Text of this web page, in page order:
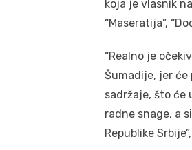
koja je vlasnik
“Maseratija”,
“Realno je
Šumadije, jer
sadržaje, što
radne snage, a
Republike